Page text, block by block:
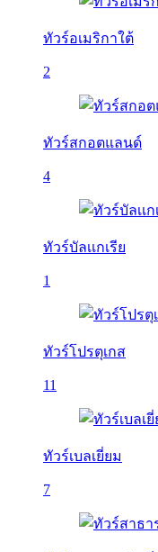
ทัวร์อเมริกาใต้
2
ทัวร์สกอตแลนด์
4
ทัวร์บัลเเกเรีย
1
ทัวร์โปรตุเกส
11
ทัวร์เบลเยี่ยม
7